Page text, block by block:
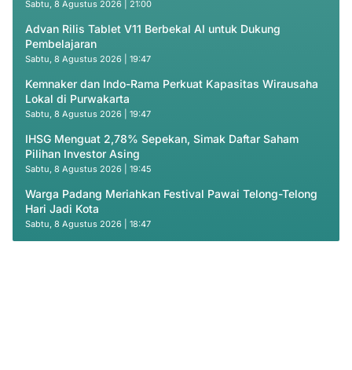
Sabtu, 8 Agustus 2026 | 21:00
Advan Rilis Tablet V11 Berbekal AI untuk Dukung
Pembelajaran
Sabtu, 8 Agustus 2026 | 19:47
Kemnaker dan Indo-Rama Perkuat Kapasitas Wirausaha
Lokal di Purwakarta
Sabtu, 8 Agustus 2026 | 19:47
IHSG Menguat 2,78% Sepekan, Simak Daftar Saham
Pilihan Investor Asing
Sabtu, 8 Agustus 2026 | 19:45
Warga Padang Meriahkan Festival Pawai Telong-Telong
Hari Jadi Kota
Sabtu, 8 Agustus 2026 | 18:47